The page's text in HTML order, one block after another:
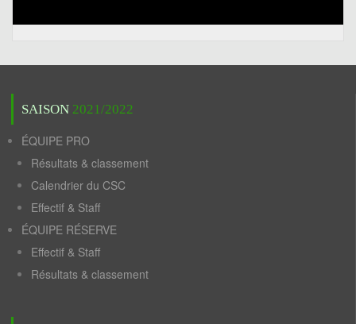
SAISON 2021/2022
ÉQUIPE PRO
Résultats & classement
Calendrier du CSC
Effectif & Staff
ÉQUIPE RÉSERVE
Effectif & Staff
Résultats & classement